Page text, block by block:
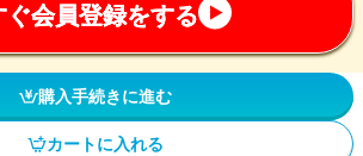
ぐ会員登録をする
購入手続きに進む
カートに入れる